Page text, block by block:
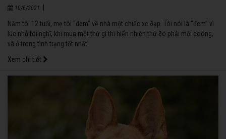
10/6/2021
Năm tôi 12 tuổi, mẹ tôi “đem” về nhà một chiếc xe ðạp. Tôi nói là “đem” vì
lúc nhỏ tôi nghĩ, khi mua một thứ gì thì hiển nhiên thứ ðó phải mới coóng,
và ở trong tình trạng tốt nhất.
Xem chi tiết